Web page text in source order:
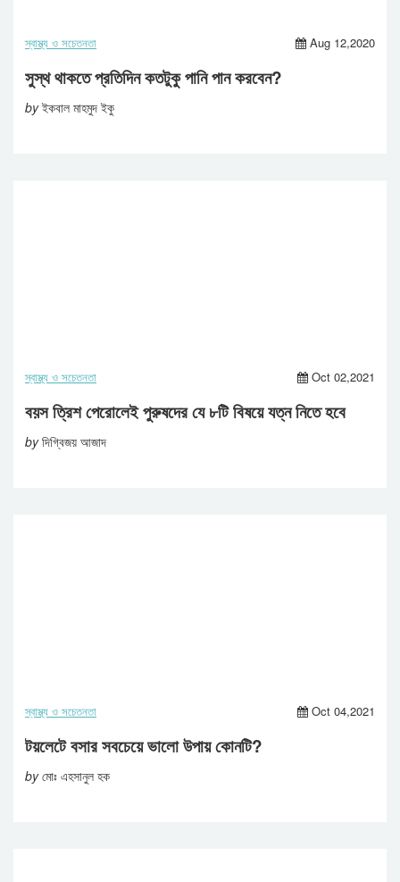
স্বাস্থ্য ও সচেতনতা Aug 12,2020
সুস্থ থাকতে প্রতিদিন কতটুকু পানি পান করবেন?
byইকবাল মাহমুদ ইকু
স্বাস্থ্য ও সচেতনতা Oct 02,2021
বয়স ত্রিশ পেরোলেই পুরুষদের যে ৮টি বিষয়ে যত্ন নিতে হবে
byদিগ্বিজয় আজাদ
স্বাস্থ্য ও সচেতনতা Oct 04,2021
টয়লেটে বসার সবচেয়ে ভালো উপায় কোনটি?
byমোঃ এহসানুল হক